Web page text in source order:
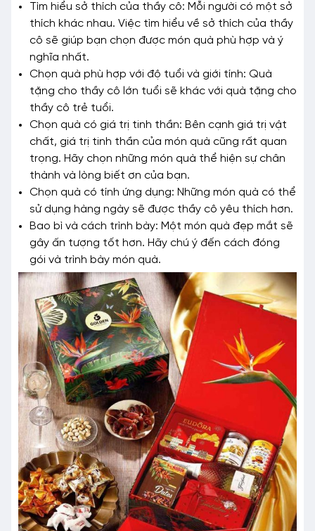
Tìm hiểu sở thích của thầy cô: Mỗi người có một sở
thích khác nhau. Việc tìm hiểu về sở thích của thầy
cô sẽ giúp bạn chọn được món quà phù hợp và ý
nghĩa nhất.
Chọn quà phù hợp với độ tuổi và giới tính: Quà
tặng cho thầy cô lớn tuổi sẽ khác với quà tặng cho
thầy cô trẻ tuổi.
Chọn quà có giá trị tinh thần: Bên cạnh giá trị vật
chất, giá trị tinh thần của món quà cũng rất quan
trọng. Hãy chọn những món quà thể hiện sự chân
thành và lòng biết ơn của bạn.
Chọn quà có tính ứng dụng: Những món quà có thể
sử dụng hàng ngày sẽ được thầy cô yêu thích hơn.
Bao bì và cách trình bày: Một món quà đẹp mắt sẽ
gây ấn tượng tốt hơn. Hãy chú ý đến cách đóng
gói và trình bày món quà.